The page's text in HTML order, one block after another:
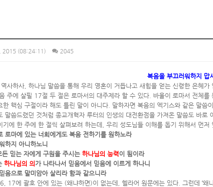
2015 (08:24:11) 2045
복음을 부끄러워하지 맙
사하사, 하나님 말씀을 통해 우리 영혼이 거듭나고 새힘을 얻는 신령한 은혜가
주에 살필 17절 두 절은 로마서의 대주제라 할 수 있다. 바울이 로마서 전체
한 핵심 구절이라 해도 틀린 말이 아니다. 말하자면 복음의 엑기스와 같은 말씀이
말씀드렸던 것처럼 종교개혁자 루터의 인생의 대전환점을 가져온 말씀도 바로
기에 한 주에 한 절씩 살펴보려 하는데, 우리 성도님들 이해를 돕기 위해서 먼저
로마에 있는 너희에게도 복음 전하기를 원하노라
하지 아니하노니
든 믿는 자에게 구원을 주시는 하나님의 능력이 됨이라
하나님의 의 가 나타나서 믿음에서 믿음에 이르게 하나니
음으로 말미암아 살리라 함과 같으니라
17에 괄호 안에 있는 (왜냐하면)이 없는데, 헬라어 원문에는 있다. 그런데 ‘왜